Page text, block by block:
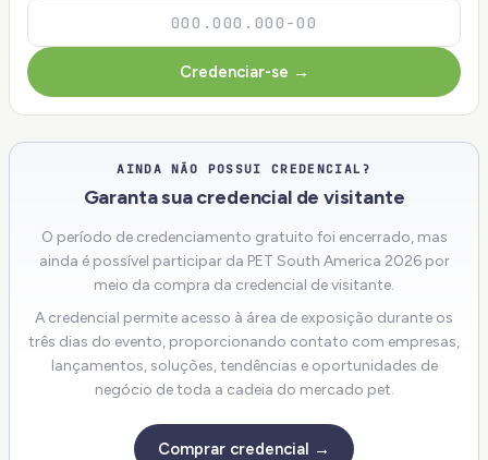
Credenciar-se →
AINDA NÃO POSSUI CREDENCIAL?
Garanta sua credencial de visitante
O período de credenciamento gratuito foi encerrado, mas
ainda é possível participar da PET South America 2026 por
meio da compra da credencial de visitante.
A credencial permite acesso à área de exposição durante os
três dias do evento, proporcionando contato com empresas,
lançamentos, soluções, tendências e oportunidades de
negócio de toda a cadeia do mercado pet.
Comprar credencial →